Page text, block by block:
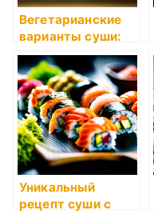
Вегетарианские
варианты суши:
идеальный выбор
для любителей
здорового питания
Уникальный
рецепт суши с